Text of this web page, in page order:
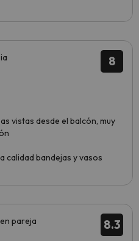
8
vistas desde el balcón, muy
calidad bandejas y vasos
8.3
pareja